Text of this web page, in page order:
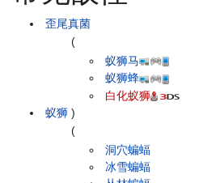
歪尾真菌
蚁狮
(
蚁狮马
蚁狮蜂
白化蚁狮
)
(
洞穴蝙蝠
冰雪蝙蝠